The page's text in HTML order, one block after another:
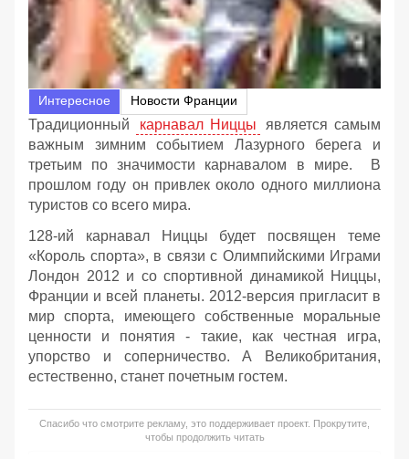
Интересное Новости Франции
Традиционный карнавал Ниццы
является самым
важным зимним событием Лазурного берега и
третьим по значимости карнавалом в мире. В
прошлом году он привлек около одного миллиона
туристов со всего мира.
128-ий карнавал Ниццы будет посвящен теме
«Король спорта», в связи с Олимпийскими Играми
Лондон 2012 и со спортивной динамикой Ниццы,
Франции и всей планеты. 2012-версия пригласит в
мир спорта, имеющего собственные моральные
ценности и понятия - такие, как честная игра,
упорство и соперничество. А Великобритания,
естественно, станет почетным гостем.
Спасибо что смотрите рекламу, это поддерживает проект. Прокрутите,
чтобы продолжить читать